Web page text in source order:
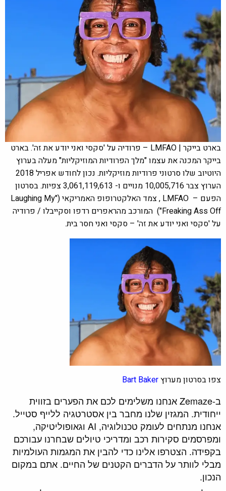
בארט בייקר | LMFAO – פרודיה על 'סקסי ואני יודע את זה'. בארט
בייקר המכנה את עצמו "מלך הפרודיות המוזיקליות" מעלה בערוץ
היוטיוב שלו סרטוני פרודיות מוזיקליות. נכון לחודש אפריל 2018
הערוץ צבר 10,005,716 מנויים ו- 3,061,119,613 צפיות. בסרטון
הפעם – LMFAO , צמד האלקטרופופ האמריקאי ("Laughing My
Freaking Ass Off") המורכב מהראפרים רדפו וסקייבלו / פרודיה
על 'סקסי ואני יודע את זה' – סקסי ואני חסר בית.
צפו בסרטון מערוץBart Baker
ב-Zemaze אנחנו משלימים לכם את הפערים בזווית
ייחודית. המגזין שלנו מחבר בין אסטרטגיה ללייף סטייל.
אנחנו מנתחים לעומק טכנולוגיה, AI וגאופוליטיקה,
ומפרסמים סקירות רכב ומדריכי טיולים שבחרנו עבורכם
בקפידה. הצטרפו אלינו כדי להבין את המגמות העולמיות
מבלי לוותר על הדברים הקטנים של החיים. אתם במקום
הנכון.